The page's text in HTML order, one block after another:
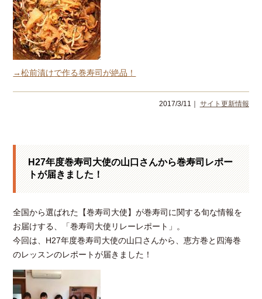
→松前漬けで作る巻寿司が絶品！
2017/3/11｜ サイト更新情報
H27年度巻寿司大使の山口さんから巻寿司レポー
トが届きました！
全国から選ばれた【巻寿司大使】が巻寿司に関する旬な情報を
お届けする、「巻寿司大使リレーレポート」。
今回は、H27年度巻寿司大使の山口さんから、恵方巻と四海巻
のレッスンのレポートが届きました！